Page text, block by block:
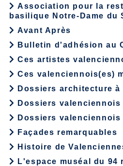
Association pour la
basilique Notre-Dame du
Avant Après
Bulletin d'adhésion au
Ces artistes
Ces valenciennois(es)
Dossiers architecture à
Dossiers valenciennois
Dossiers valenciennois
Façades remarquables
Histoire de
L'espace muséal du 94